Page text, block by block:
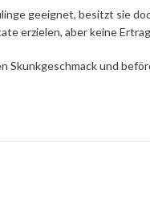
geeignet, besitzt sie
erzielen, aber keine
Skunkgeschmack und